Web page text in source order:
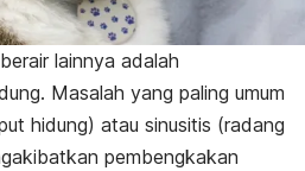
lainnya adalah
Masalah yang paling umum
hidung) atau sinusitis (radang
pembengkakan